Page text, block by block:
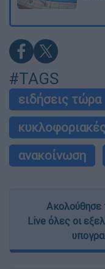
#TAGS
ειδήσεις τώρα
ανακοίνωση
Ακολούθησε
Live όλες οι